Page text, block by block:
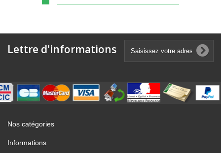
Lettre d'informations
Nos catégories
Informations